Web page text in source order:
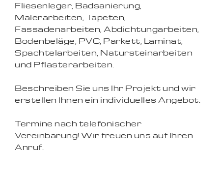
Fliesenleger, Badsanierung,
Malerarbeiten, Tapeten,
Fassadenarbeiten, Abdichtungarbeiten,
Bodenbeläge, PVC, Parkett, Laminat,
Spachtelarbeiten, Natursteinarbeiten
und Pflasterarbeiten.
Beschreiben Sie uns Ihr Projekt und wir
erstellen Ihnen ein individuelles Angebot.
Termine nach telefonischer
Vereinbarung! Wir freuen uns auf Ihren
Anruf.